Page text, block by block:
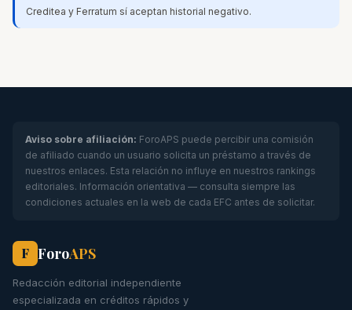
Creditea y Ferratum sí aceptan historial negativo.
Aviso sobre afiliación: ForoAPS puede percibir una comisión
de afiliado cuando un usuario solicita un préstamo a través de
nuestros enlaces. Esta relación no influye en nuestros rankings
editoriales. Información orientativa — consulta siempre las
condiciones actuales en la web de cada EFC antes de solicitar.
F ForoAPS
Redacción editorial independiente
especializada en créditos rápidos y